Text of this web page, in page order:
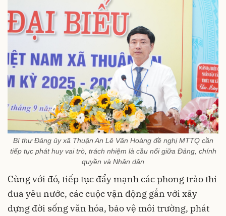
Bí thư Đảng ủy xã Thuận An Lê Văn Hoàng đề nghị MTTQ cần
tiếp tục phát huy vai trò, trách nhiệm là cầu nối giữa Đảng, chính
quyền và Nhân dân
Cùng với đó, tiếp tục đẩy mạnh các phong trào thi
đua yêu nước, các cuộc vận động gắn với xây
dựng đời sống văn hóa, bảo vệ môi trường, phát